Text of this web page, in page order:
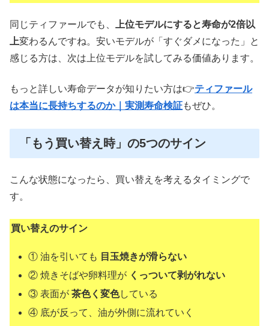
同じティファールでも、 上位モデルにすると寿命が2倍以
上変わるんですね。安いモデルが「すぐダメになった」と
感じる方は、次は上位モデルを試してみる価値あります。
もっと詳しい寿命データが知りたい方は👉ティファール
は本当に長持ちするのか｜実測寿命検証もぜひ。
「もう買い替え時」の5つのサイン
こんな状態になったら、買い替えを考えるタイミングで
す。
買い替えのサイン
① 油を引いても 目玉焼きが滑らない
② 焼きそばや卵料理が くっついて剥がれない
③ 表面が茶色く変色している
④ 底が反って、油が外側に流れていく